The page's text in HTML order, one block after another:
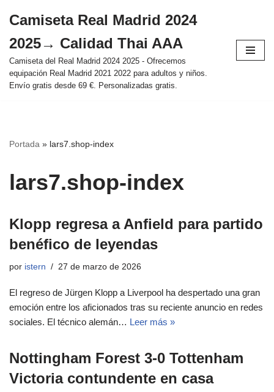
al
contenido
Camiseta Real Madrid 2024
2025→ Calidad Thai AAA
Camiseta del Real Madrid 2024 2025 - Ofrecemos
equipación Real Madrid 2021 2022 para adultos y niños.
Envío gratis desde 69 €. Personalizadas gratis.
Portada » lars7.shop-index
lars7.shop-index
Klopp regresa a Anfield para partido
benéfico de leyendas
por istern 27 de marzo de 2026
El regreso de Jürgen Klopp a Liverpool ha despertado una gran
emoción entre los aficionados tras su reciente anuncio en redes
sociales. El técnico alemán… Leer más »
Nottingham Forest 3-0 Tottenham
Victoria contundente en casa